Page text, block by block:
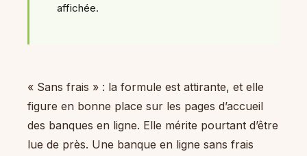
affichée.
« Sans frais » : la formule est attirante, et elle
figure en bonne place sur les pages d’accueil
des banques en ligne. Elle mérite pourtant d’être
lue de près. Une banque en ligne sans frais